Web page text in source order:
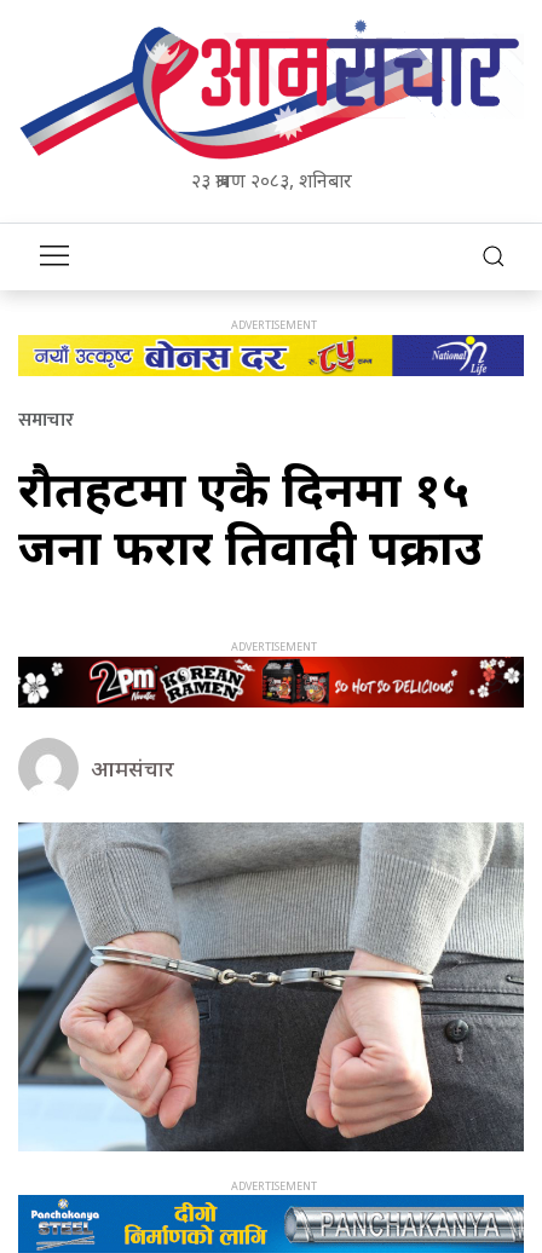
२३ श्रावण २०८३, शनिबार
समाचार
रौतहटमा एकै दिनमा १५
जना फरार प्रतिवादी पक्राउ
आमसंचार